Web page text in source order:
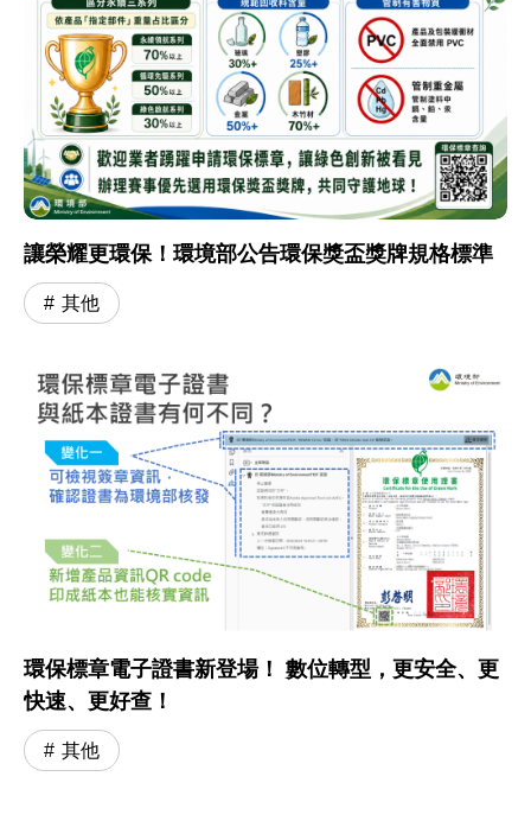
讓榮耀更環保！環境部公告環保獎盃獎牌規格標準
其他
環保標章電子證書新登場！ 數位轉型，更安全、更
快速、更好查！
其他